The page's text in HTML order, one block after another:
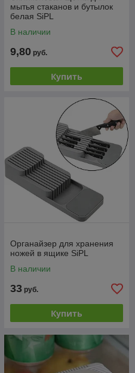
мытья стаканов и бутылок
белая SiPL
В наличии
9,80 руб.
Купить
Органайзер для хранения
ножей в ящике SiPL
В наличии
33 руб.
Купить